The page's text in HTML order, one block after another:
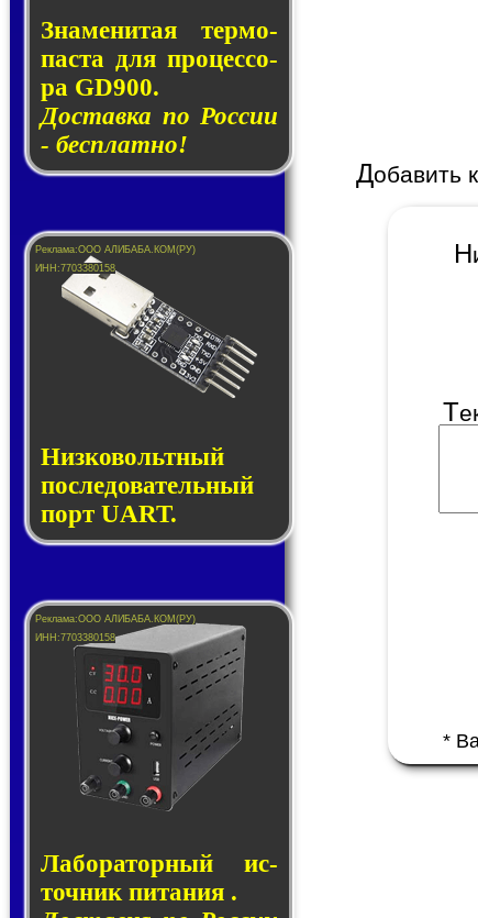
Знаменитая тер­мо­
пас­та для про­цес­со­
ра GD900.
Доставка по России
- бесплатно!
Низковольтный
последовательный
порт UART.
Лаборатор­ный ис­
точ­ник пи­та­ния .
Добавить
Н
Т
*